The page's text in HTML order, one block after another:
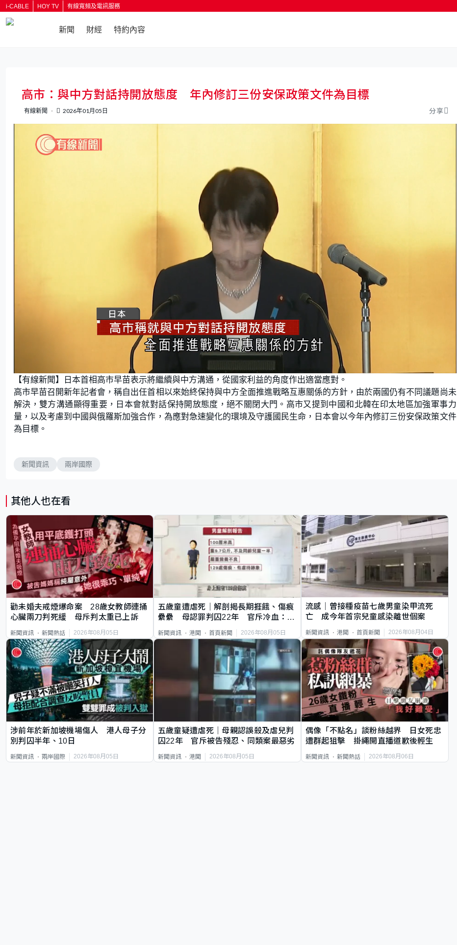
i-CABLE HOY TV 有線寬頻及電訊服務
新聞 財經 特約內容
高市：與中方對話持開放態度 年內修訂三份安保政策文件為目標
有線新聞 2026年01月05日 分享
n
m
u
t
e
a
d
e
d
:
6
9
7
7
【有線新聞】日本首相高市早苗表示將繼續與中方溝通，從國家利益的角度作出適當應對。
高市早苗召開新年記者會，稱自出任首相以來始終保持與中方全面推進戰略互惠關係的方針，由於兩國仍有不同議題尚未
解決，雙方溝通顯得重要，日本會就對話保持開放態度，絕不關閉大門。高市又提到中國和北韓在印太地區加強軍事力
量，以及考慮到中國與俄羅斯加強合作，為應對急速變化的環境及守護國民生命，日本會以今年內修訂三份安保政策文件
為目標。
新聞資訊 兩岸國際
其他人也在看
勸未婚夫戒煙爆命案 28歲女教師連捅
心臟兩刀判死緩 母斥判太重已上訴
新聞資訊 新聞熱話 2026年08月05日
五歲童遭虐死｜解剖揭長期捱餓、傷痕
纍纍 母認罪判囚22年 官斥冷血：同
新聞資訊 港聞 首頁新聞 2026年08月05日
流感｜曾接種疫苗七歲男童染甲流死
亡 成今年首宗兒童感染離世個案
新聞資訊 港聞 首頁新聞 2026年08月04日
涉前年於新加坡機場傷人 港人母子分
別判囚半年、10日
新聞資訊 兩岸國際 2026年08月05日
五歲童疑遭虐死｜母親認誤殺及虐兒判
囚22年 官斥被告殘忍、同類案最惡劣
新聞資訊 港聞 2026年08月05日
偶像「不點名」談粉絲越界 日女死忠
遭群起狙擊 掛繩開直播道歉後輕生
新聞資訊 新聞熱話 2026年08月06日